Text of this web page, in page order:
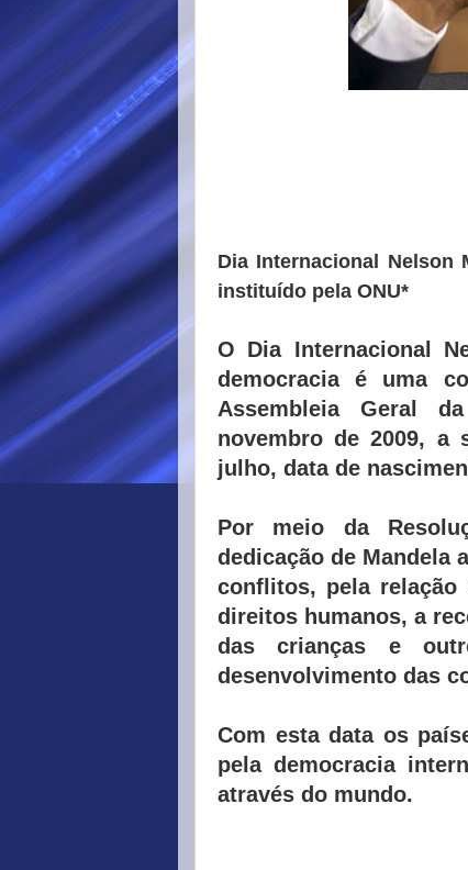
Dia Internacional Nelson
instituído pela ONU*
O Dia Internacional
democracia é uma
Assembleia Geral
novembro de 2009, a
julho, data de
Por meio da
dedicação de Mandela
conflitos, pela relação
direitos humanos, a
das crianças e
desenvolvimento das
Com esta data os
pela democracia
através do mundo.